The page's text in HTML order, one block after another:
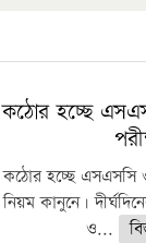
কঠোর হচ্ছে
কঠোর হচ্ছে এসএসসি
নিয়ম কানুনে।
ও...